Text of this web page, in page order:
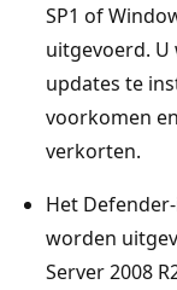
SP1 of
uitgevoerd.
updates te
voorkomen
verkorten.
Het
worden
Server 2008